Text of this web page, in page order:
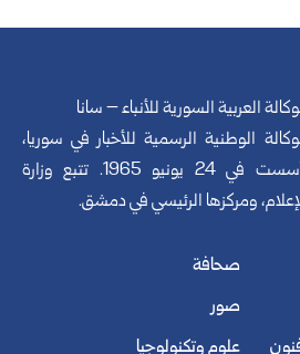
العربية السورية للأنباء – سانا
الوطنية الرسمية للأخبار في سوريا،
تأسست في 24 يونيو 1965. تتبع وزارة
ومركزها الرئيسي في دمشق.
صحافة
صور
علوم وتكنولوجيا